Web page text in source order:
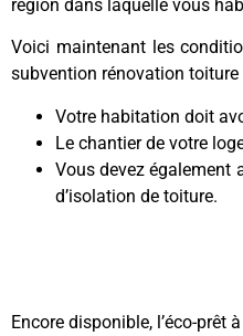
région dans laquelle vous
Voici maintenant les
subvention rénovation toiture
Votre habitation doit
Le chantier de votre
Vous devez également
d’isolation de toiture.
Encore disponible, l’éco-